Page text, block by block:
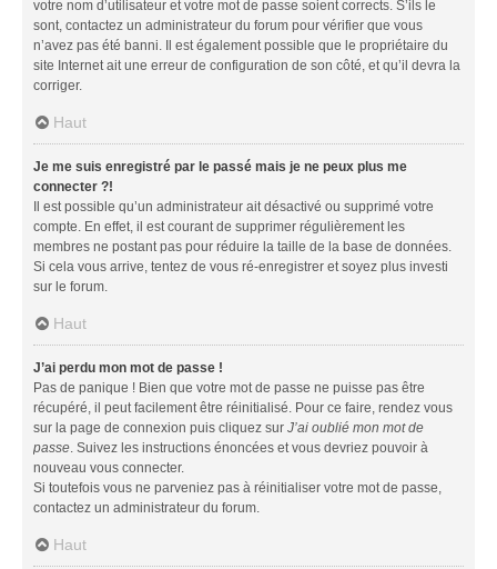
votre nom d’utilisateur et votre mot de passe soient corrects. S’ils le
sont, contactez un administrateur du forum pour vérifier que vous
n’avez pas été banni. Il est également possible que le propriétaire du
site Internet ait une erreur de configuration de son côté, et qu’il devra la
corriger.
Haut
Je me suis enregistré par le passé mais je ne peux plus me
connecter ?!
Il est possible qu’un administrateur ait désactivé ou supprimé votre
compte. En effet, il est courant de supprimer régulièrement les
membres ne postant pas pour réduire la taille de la base de données.
Si cela vous arrive, tentez de vous ré-enregistrer et soyez plus investi
sur le forum.
Haut
J’ai perdu mon mot de passe !
Pas de panique ! Bien que votre mot de passe ne puisse pas être
récupéré, il peut facilement être réinitialisé. Pour ce faire, rendez vous
sur la page de connexion puis cliquez sur J’ai oublié mon mot de
passe. Suivez les instructions énoncées et vous devriez pouvoir à
nouveau vous connecter.
Si toutefois vous ne parveniez pas à réinitialiser votre mot de passe,
contactez un administrateur du forum.
Haut